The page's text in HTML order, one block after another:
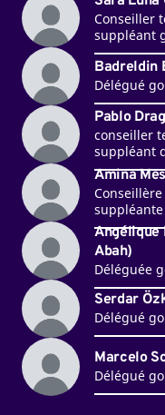
Conseiller
suppléant
Badreldin
Délégué
Pablo
conseiller
suppléant
Amina
Angélique
Abah)
Déléguée
Serdar
Délégué
Marcelo
Délégué